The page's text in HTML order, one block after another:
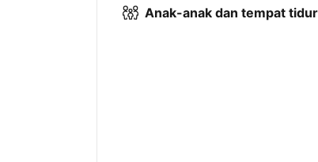
Anak-anak dan tempat tidur